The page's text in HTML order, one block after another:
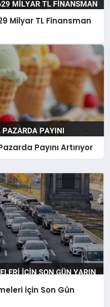
Milyar TL Finansman
Payını Artırıyor
İçin Son Gün